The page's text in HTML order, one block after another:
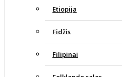
Etiopija
Fidžis
Filipinai